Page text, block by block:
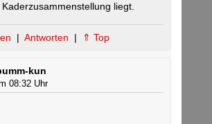
liegt.
| Antworten | ⇑ Top
kun
08:32 Uhr